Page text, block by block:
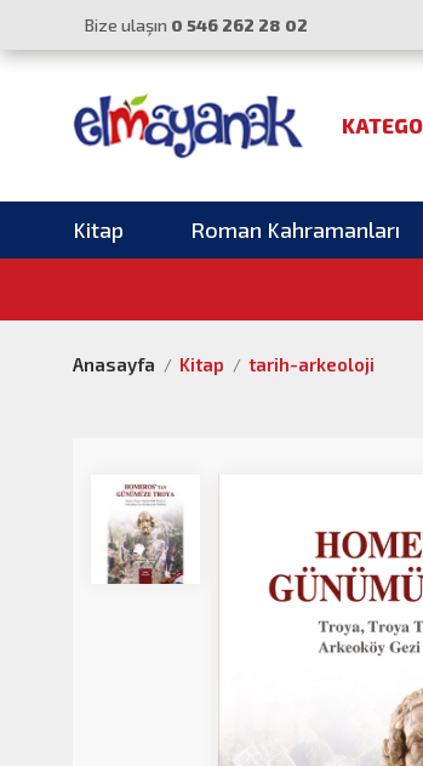
Bize ulaşın 0 546 262 28 02
Kitap Roman Kahramanları
Anasayfa Kitap tarih-arkeoloji